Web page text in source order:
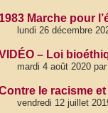
1983 Marche pour
lundi 26 décembre
– Loi
mardi 4 août 2020
le racisme
vendredi 12 juillet